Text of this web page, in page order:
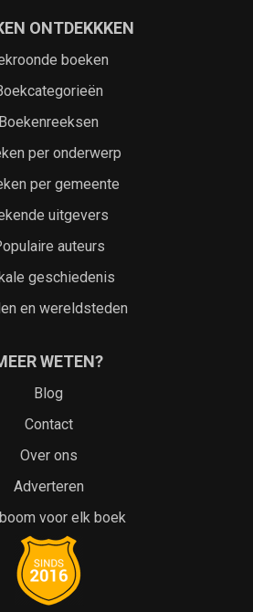
ONTDEKKKEN
boeken
Boekenreeksen
per onderwerp
per gemeente
uitgevers
auteurs
geschiedenis
en wereldsteden
WETEN?
Blog
Contact
Over ons
Adverteren
voor elk boek